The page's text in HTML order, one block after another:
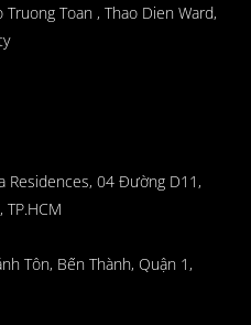
Toan , Thao Dien Ward,
Residences, 04 Đường D11,
Tôn, Bến Thành, Quận 1,